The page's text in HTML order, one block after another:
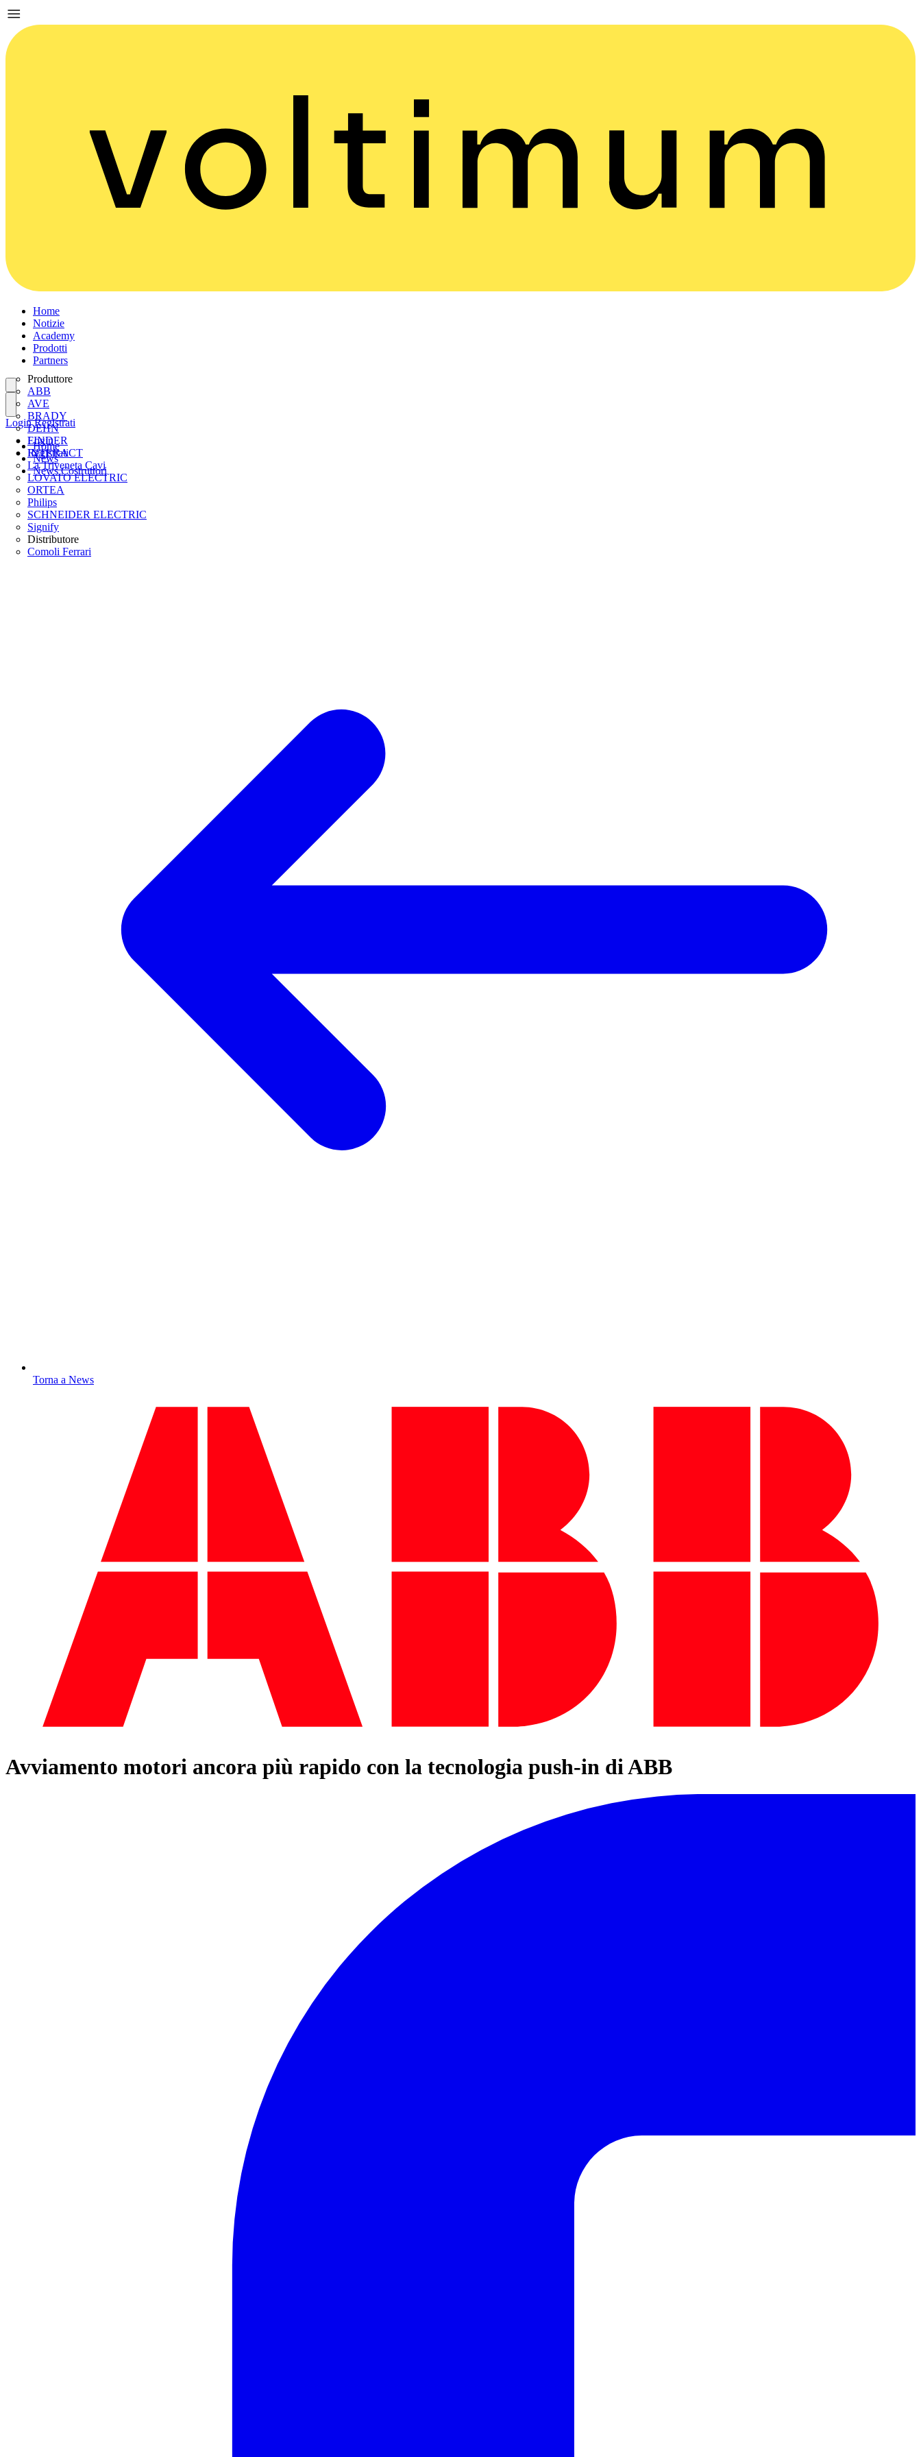
Home
Notizie
Academy
Prodotti
Partners
Produttore
ABB
AVE
BRADY
DEHN
FINDER
INTERACT
La Triveneta Cavi
LOVATO ELECTRIC
ORTEA
Philips
SCHNEIDER ELECTRIC
Signify
Distributore
Comoli Ferrari
Login
Registrati
Login Registrati
Home
News
News Costruttori
Torna a News
Avviamento motori ancora più rapido con la tecnologia push-in di ABB